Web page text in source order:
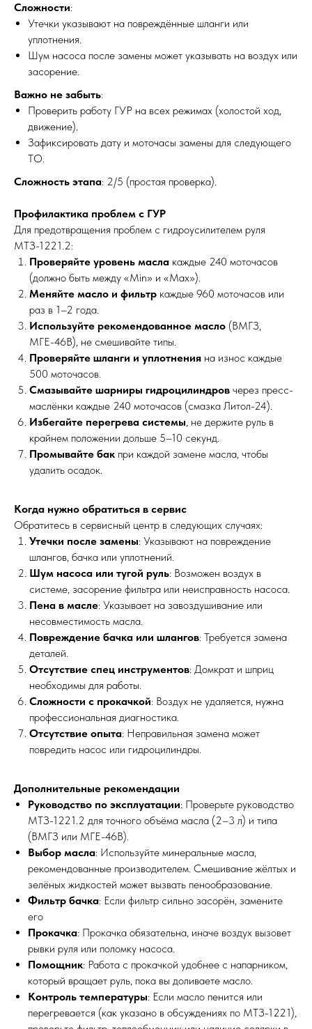
Сложности:
Утечки указывают на повреждённые шланги или
уплотнения.
Шум насоса после замены может указывать на воздух или
засорение.
Важно не забыть:
Проверить работу ГУР на всех режимах (холостой ход,
движение).
Зафиксировать дату и моточасы замены для следующего
ТО.
Сложность этапа: 2/5 (простая проверка).
Профилактика проблем с ГУР
Для предотвращения проблем с гидроусилителем руля
МТЗ-1221.2:
Проверяйте уровень масла каждые 240 моточасов
(должно быть между «Min» и «Max»).
Меняйте масло и фильтр каждые 960 моточасов или
раз в 1–2 года.
Используйте рекомендованное масло (ВМГЗ,
МГЕ-46В), не смешивайте типы.
Проверяйте шланги и уплотнения на износ каждые
500 моточасов.
Смазывайте шарниры гидроцилиндров через пресс-
маслёнки каждые 240 моточасов (смазка Литол-24).
Избегайте перегрева системы, не держите руль в
крайнем положении дольше 5–10 секунд.
Промывайте бак при каждой замене масла, чтобы
удалить осадок.
Когда нужно обратиться в сервис
Обратитесь в сервисный центр в следующих случаях:
Утечки после замены: Указывают на повреждение
шлангов, бачка или уплотнений.
Шум насоса или тугой руль: Возможен воздух в
системе, засорение фильтра или неисправность насоса.
Пена в масле: Указывает на завоздушивание или
несовместимость масла.
Повреждение бачка или шлангов: Требуется замена
деталей.
Отсутствие спец инструментов: Домкрат и шприц
необходимы для работы.
Сложности с прокачкой: Воздух не удаляется, нужна
профессиональная диагностика.
Отсутствие опыта: Неправильная замена может
повредить насос или гидроцилиндры.
Дополнительные рекомендации
Руководство по эксплуатации: Проверьте руководство
МТЗ-1221.2 для точного объёма масла (2–3 л) и типа
(ВМГЗ или МГЕ-46В).
Выбор масла: Используйте минеральные масла,
рекомендованные производителем. Смешивание жёлтых и
зелёных жидкостей может вызвать пенообразование.
Фильтр бачка: Если фильтр сильно засорён, замените
его
Прокачка: Прокачка обязательна, иначе воздух вызовет
рывки руля или поломку насоса.
Помощник: Работа с прокачкой удобнее с напарником,
который вращает руль, пока вы доливаете масло.
Контроль температуры: Если масло пенится или
перегревается (как указано в обсуждениях по МТЗ-1221),